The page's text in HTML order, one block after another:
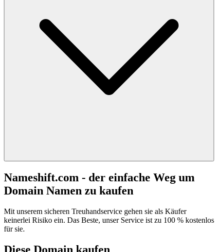
Nameshift.com - der einfache Weg um
Domain Namen zu kaufen
Mit unserem sicheren Treuhandservice gehen sie als Käufer
keinerlei Risiko ein. Das Beste, unser Service ist zu 100 % kostenlos
für sie.
Diese Domain kaufen